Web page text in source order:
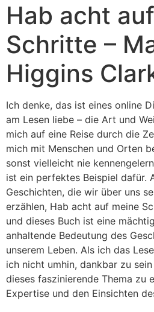
Hab acht
Schritte –
Higgins
Ich denke, das ist eines online
am Lesen liebe – die Art und
mich auf eine Reise durch die
mich mit Menschen und Orten
sonst vielleicht nie
ist ein perfektes Beispiel dafür.
Geschichten, die wir über uns
erzählen, Hab acht auf meine
und dieses Buch ist eine
anhaltende Bedeutung des
unserem Leben. Als ich das
ich nicht umhin, dankbar zu
dieses faszinierende Thema zu
Expertise und den Einsichten